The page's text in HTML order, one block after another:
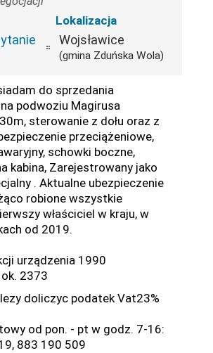
Lokalizacja
Wojsławice
(gmina Zduńska Wola)
do sprzedania
podwoziu Magirusa
sterowanie z dołu oraz z
przeciążeniowe,
schowki boczne,
kabina, Zarejestrowany jako
. Aktualne ubezpieczenie
robione wszystkie
właściciel w kraju, w
od 2019.
urządzenia 1990
2373
doliczyc podatek Vat23%
od pon. - pt w godz. 7-16:
883 190 509